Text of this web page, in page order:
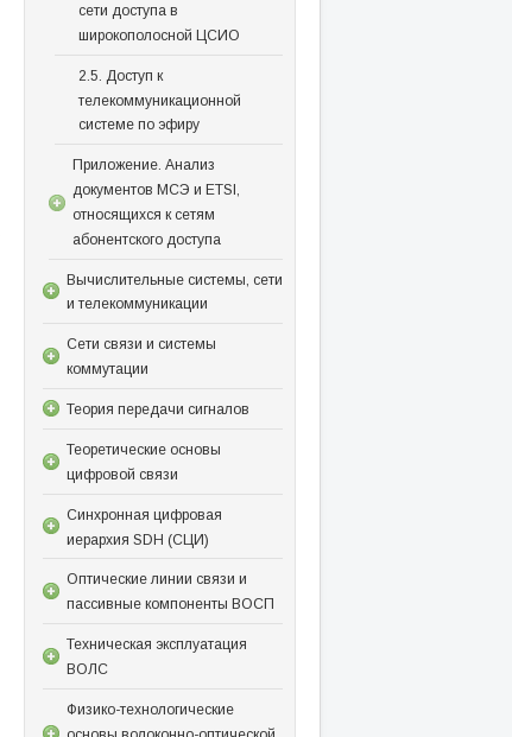
сети доступа в
широкополосной ЦСИО
2.5. Доступ к
телекоммуникационной
системе по эфиру
Приложение. Анализ
документов МСЭ и ETSI,
относящихся к сетям
абонентского доступа
Вычислительные системы, сети
и телекоммуникации
Сети связи и системы
коммутации
Теория передачи сигналов
Теоретические основы
цифровой связи
Синхронная цифровая
иерархия SDH (СЦИ)
Оптические линии связи и
пассивные компоненты ВОСП
Техническая эксплуатация
ВОЛС
Физико-технологические